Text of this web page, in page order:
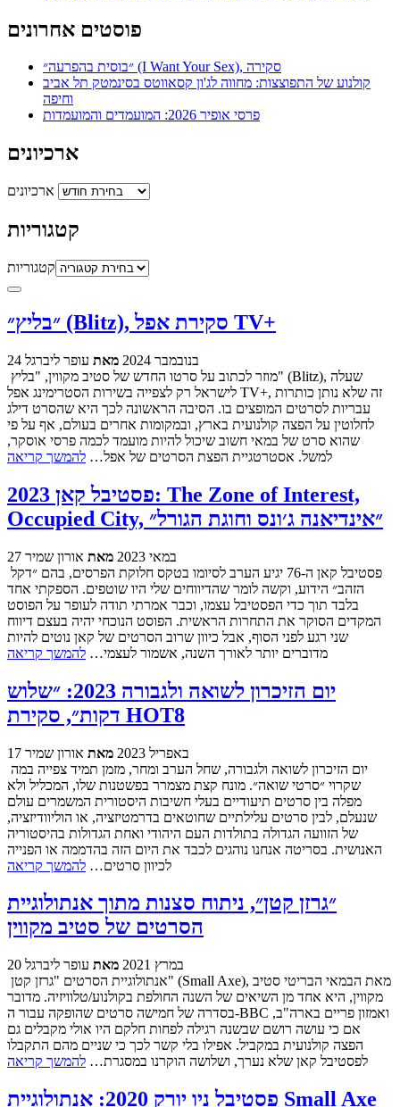
פוסטים אחרונים
״בוסית בהפרעה״ (I Want Your Sex), סקירה
קולנוע של התפוצצות: מחווה לג'ון קסאווטס בסינמטק תל אביב
וחיפה
פרסי אופיר 2026: המועמדים והמועמדות
ארכיונים
ארכיונים
קטגוריות
קטגוריות
״בליץ״ (Blitz), סקירת אפל TV+
24 בנובמבר 2024 מאת עופר ליברגל
לישראל רק לצפייה בשירות הסטרימינג אפל TV+, זה שלא נותן כותרות
עבריות לסרטים המופצים בו. הסיבה הראשונה לכך היא שהסרט דילג
לחלוטין על הפצה קולנועית בארץ, ובמקומות אחרים בעולם, אף על פי
שהוא סרט של במאי חשוב שיכול להיות מועמד לכמה פרסי אוסקר,
למשל. אסטרטגיית הפצת הסרטים של אפל… להמשך קריאה
פסטיבל קאן 2023: The Zone of Interest,
Occupied City, ״אינדיאנה ג׳ונס וחוגת הגורל״
27 במאי 2023 מאת אורון שמיר
הזהב״ הידוע, וקשה לומר שהדיווחים שלי היו שוטפים. הספקתי אחד
בלבד תוך כדי הפסטיבל עצמו, וכבר אמרתי תודה לעופר על הפוסט
המקדים הסוקר את התחרות הראשית. הפוסט הנוכחי יהיה בעצם דיווח
שני רגע לפני הסוף, אבל כיוון שרוב הסרטים של קאן נוטים להיות
מדוברים יותר לאורך השנה, אשמור לעצמי… להמשך קריאה
יום הזיכרון לשואה ולגבורה 2023: ״שלוש
דקות״, סקירת HOT8
17 באפריל 2023 מאת אורון שמיר
שקרוי ״סרטי שואה״. מונח קצת מצמרר בפשטנות שלו, המכליל ולא
מפלה בין סרטים תיעודיים בעלי חשיבות היסטורית המשמרים עולם
שנעלם, לבין סרטים עלילתיים שחוטאים בדרמטיזציה, או הוליוודיזציה,
של הזוועה הגדולה בתולדות העם היהודי ואחת הגדולות בהיסטוריה
האנושית. בסריטה אנחנו נוהגים לכבד את היום הזה בהדממה או הפנייה
לכיוון סרטים… להמשך קריאה
״גרזן קטן״, ניתוח סצנות מתוך אנתולוגיית
הסרטים של סטיב מקווין
20 במרץ 2021 מאת עופר ליברגל
מקווין, היא אחד מן השיאים של השנה החולפת בקולנוע/טלוויזיה. מדובר
בסדרה של חמישה סרטים שהופקה עבור ה-BBC ואמזון פריים בארה"ב,
אם כי עושה רושם שבשנה רגילה לפחות חלקם היו אולי מקבלים גם
הפצה קולנועית במקביל. אפילו בלי קשר לכך כי שניים מהם התקבלו
לפסטיבל קאן שלא נערך, ושלושה הוקרנו במסגרת… להמשך קריאה
פסטיבל ניו יורק 2020: אנתולוגיית Small Axe